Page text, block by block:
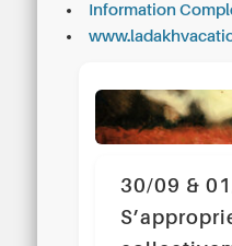
Information
30/09 &